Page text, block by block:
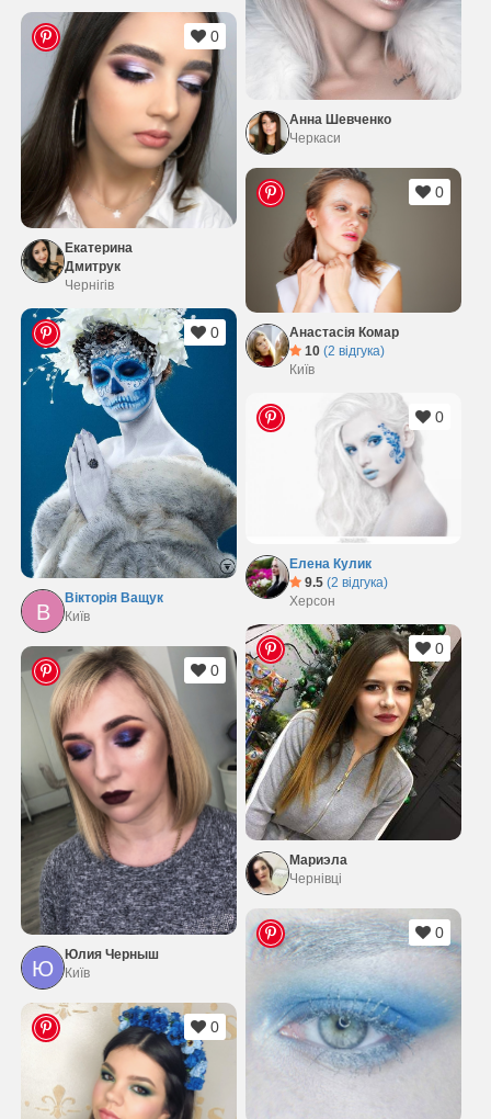
Анна Шевченко
Черкаси
Екатерина
Дмитрук
Чернігів
0
Анастасія Комар
10 (2 відгука)
Київ
0
В
Вікторія Ващук
Київ
0
Елена Кулик
9.5 (2 відгука)
Херсон
0
Мариэла
Чернівці
0
Ю
Юлия Черныш
Київ
0
0
0